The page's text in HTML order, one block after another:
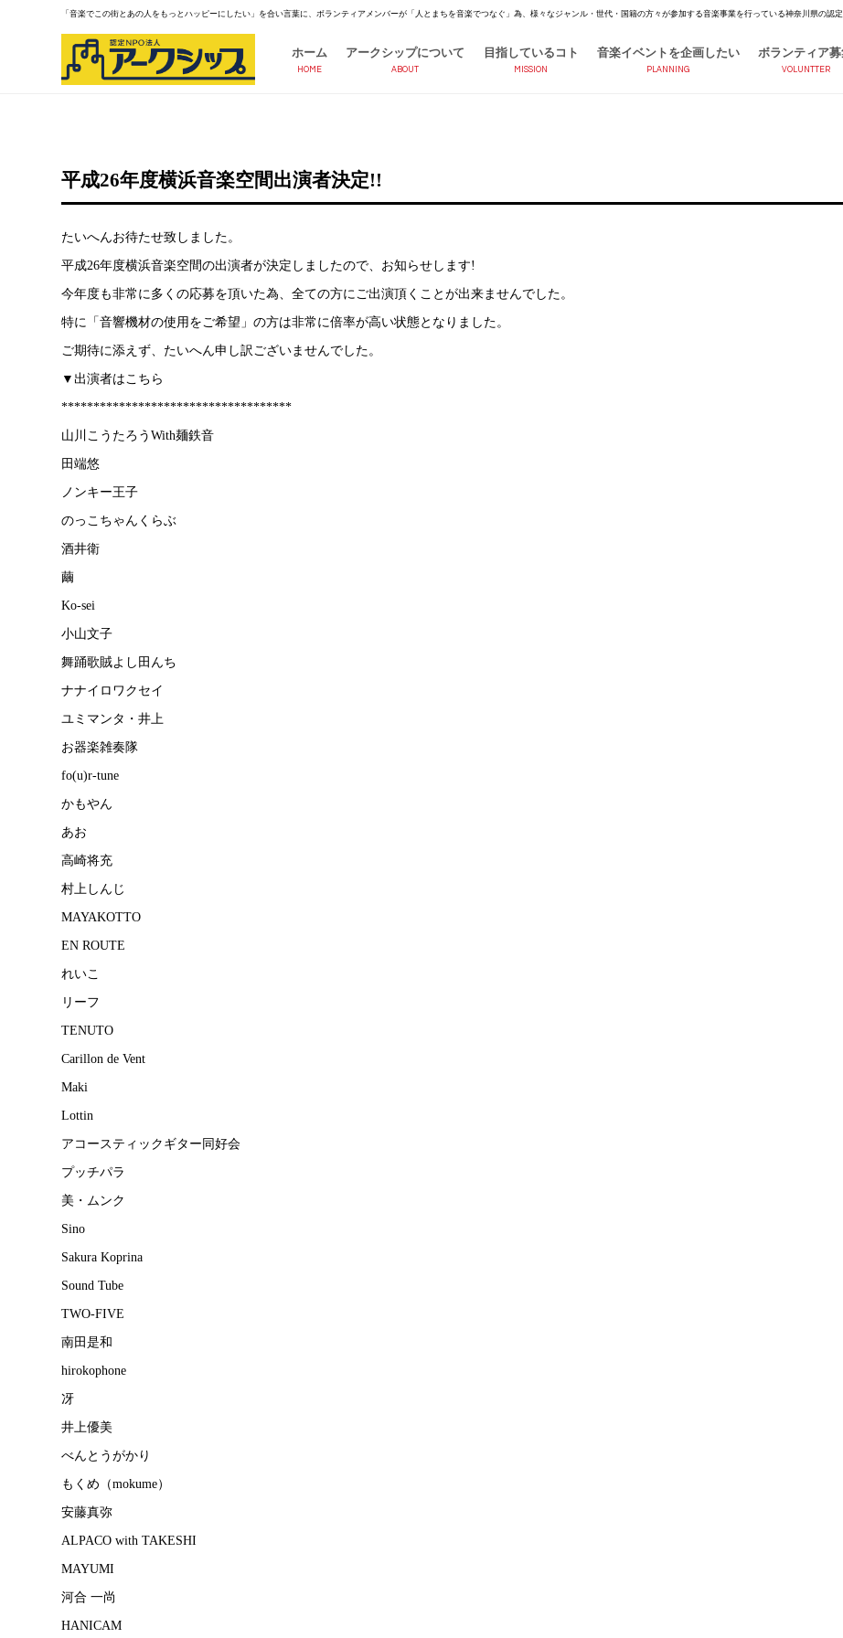
「音楽でこの街とあの人をもっとハッピーにしたい」を合い言葉に、ボランティアメンバーが「人とまちを音楽でつなぐ」為、様々なジャンル・世代・国籍の方々が参加する音楽事業を行っている神奈川県の認定
ホーム
HOME
アークシップについて
ABOUT
目指しているコト
MISSION
音楽イベントを企画したい
PLANNING
ボランティア
VOLUNTTER
平成26年度横浜音楽空間出演者決定!!
たいへんお待たせ致しました。
平成26年度横浜音楽空間の出演者が決定しましたので、お知らせします!
今年度も非常に多くの応募を頂いた為、全ての方にご出演頂くことが出来ませんでした。
特に「音響機材の使用をご希望」の方は非常に倍率が高い状態となりました。
ご期待に添えず、たいへん申し訳ございませんでした。
▼出演者はこちら
************************************
山川こうたろうWith麺鉄音
田端悠
ノンキー王子
のっこちゃんくらぶ
酒井衛
繭
Ko-sei
小山文子
舞踊歌賊よし田んち
ナナイロワクセイ
ユミマンタ・井上
お器楽雑奏隊
fo(u)r-tune
かもやん
あお
高崎将充
村上しんじ
MAYAKOTTO
EN ROUTE
れいこ
リーフ
TENUTO
Carillon de Vent
Maki
Lottin
アコースティックギター同好会
プッチパラ
美・ムンク
Sino
Sakura Koprina
Sound Tube
TWO-FIVE
南田是和
hirokophone
冴
井上優美
べんとうがかり
もくめ（mokume）
安藤真弥
ALPACO with TAKESHI
MAYUMI
河合 一尚
HANICAM